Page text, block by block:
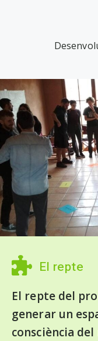
El repte
El repte del
generar un
consciència